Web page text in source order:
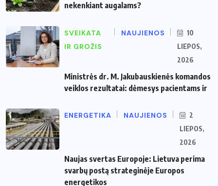
nekenkiant augalams?
SVEIKATA
IR GROŽIS
NAUJIENOS
10
LIEPOS,
2026
Ministrės dr. M. Jakubauskienės komandos
veiklos rezultatai: dėmesys pacientams ir
ENERGETIKA NAUJIENOS
2
LIEPOS,
2026
Naujas svertas Europoje: Lietuva perima
svarbų postą strateginėje Europos
energetikos